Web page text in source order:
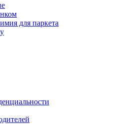
для паркета